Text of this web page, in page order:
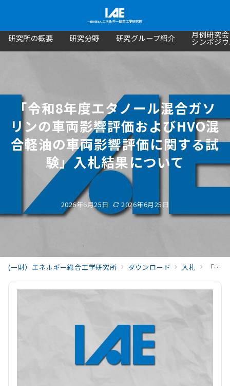
研究所の概要 研究分野 研究グループ紹介 月例研究
シンポジ
「令和8年度エタノール混合ガソ
リンの車両影響評価およびHVO混
合軽油の車両影響評価に関する試
験」入札結果について
2026年6月25日 2026年6月25日
(一財）エネルギー総合工学研究所 ダウンロード 入札 「令和8年度エタノール混合ガソリンの車両影響評価およびHVO混合軽油の車両影響評価に関する試験」入札結果について